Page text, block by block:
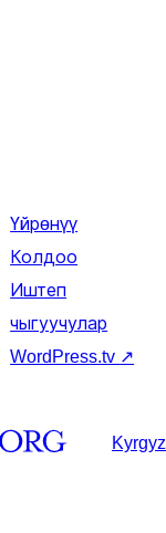
Үйрөнүү
Колдоо
Иштеп
чыгуучулар
WordPress.tv ↗
Kyrgyz